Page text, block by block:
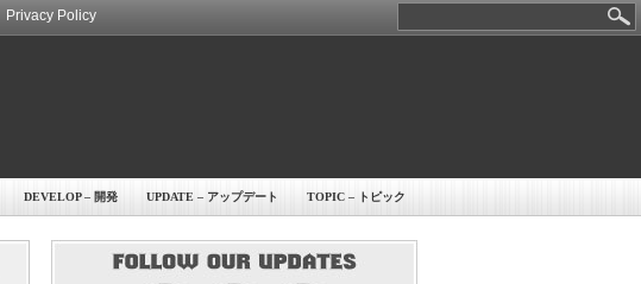
Privacy Policy
DEVELOP – 開発 UPDATE – アップデート TOPIC – トピック